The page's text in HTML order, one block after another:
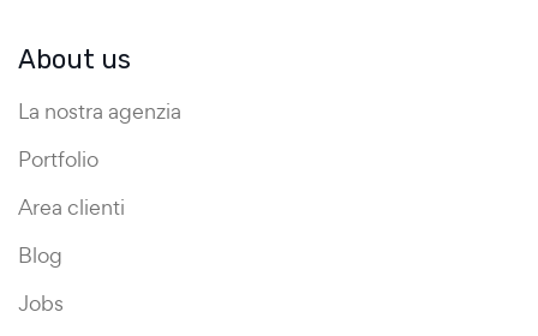
About us
La nostra agenzia
Portfolio
Area clienti
Blog
Jobs